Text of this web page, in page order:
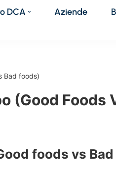
DCA Aziende
Bad foods)
(Good Foods
foods vs Bad